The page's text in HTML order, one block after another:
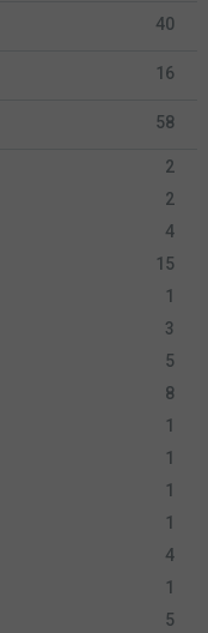
40
16
58
2
2
4
15
1
3
5
8
1
1
1
1
4
1
5